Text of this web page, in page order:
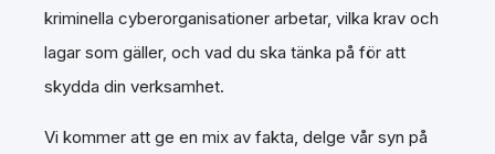
kriminella cyberorganisationer arbetar, vilka krav och
lagar som gäller, och vad du ska tänka på för att
skydda din verksamhet.
Vi kommer att ge en mix av fakta, delge vår syn på